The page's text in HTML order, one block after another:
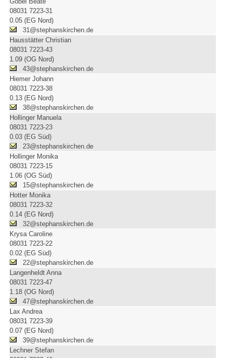
08031 7223-31
0.05 (EG Nord)
31@stephanskirchen.de
Hausstätter Christian
08031 7223-43
1.09 (OG Nord)
43@stephanskirchen.de
Hiemer Johann
08031 7223-38
0.13 (EG Nord)
38@stephanskirchen.de
Hollinger Manuela
08031 7223-23
0.03 (EG Süd)
23@stephanskirchen.de
Hollinger Monika
08031 7223-15
1.06 (OG Süd)
15@stephanskirchen.de
Hotter Monika
08031 7223-32
0.14 (EG Nord)
32@stephanskirchen.de
Krysa Caroline
08031 7223-22
0.02 (EG Süd)
22@stephanskirchen.de
Langenheldt Anna
08031 7223-47
1.18 (OG Nord)
47@stephanskirchen.de
Lax Andrea
08031 7223-39
0.07 (EG Nord)
39@stephanskirchen.de
Lechner Stefan